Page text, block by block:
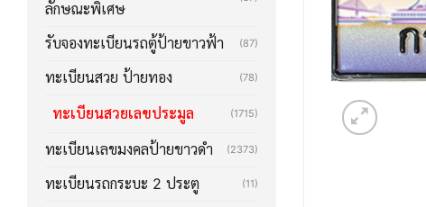
ลักษณะพิเศษ
รับจองทะเบียนรถตู้ป้ายขาวฟ้า (87)
ทะเบียนสวย ป้ายทอง (78)
ทะเบียนสวยเลขประมูล (1715)
ทะเบียนเลขมงคลป้ายขาวดำ (2373)
ทะเบียนรถกระบะ 2 ประตู (11)